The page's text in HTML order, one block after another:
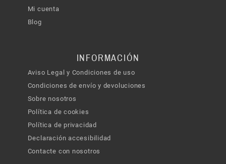
Mi cuenta
Blog
INFORMACIÓN
Aviso Legal y Condiciones de uso
Condiciones de envío y devoluciones
Sobre nosotros
Política de cookies
Política de privacidad
Declaración accesibilidad
Contacte con nosotros